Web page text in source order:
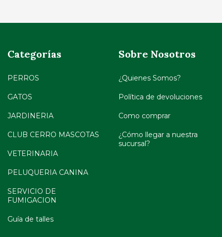
Categorías
PERROS
GATOS
JARDINERIA
CLUB CERRO MASCOTAS
VETERINARIA
PELUQUERIA CANINA
SERVICIO DE
FUMIGACION
Guía de talles
Sobre Nosotros
¿Quienes Somos?
Política de devoluciones
Como comprar
¿Cómo llegar a nuestra
sucursal?